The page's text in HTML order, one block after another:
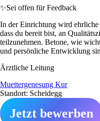
✨Sei offen für Feedback
In der Einrichtung wird
dass du bereit bist, an
teilzunehmen. Betone, wie
und persönliche Entwicklung
Ärztliche Leitung
Muettergenesung Kur
Standort: Scheidegg
Jetzt bewerben